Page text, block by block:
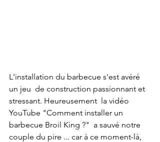
L'installation du barbecue s'est avéré
un jeu  de construction passionnant et
stressant. Heureusement  la vidéo
YouTube "Comment installer un
barbecue Broil King ?"  a sauvé notre
couple du pire ... car à ce moment-là,